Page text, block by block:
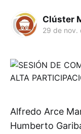
Clúster
29 de nov.
Alfredo Arce
Humberto